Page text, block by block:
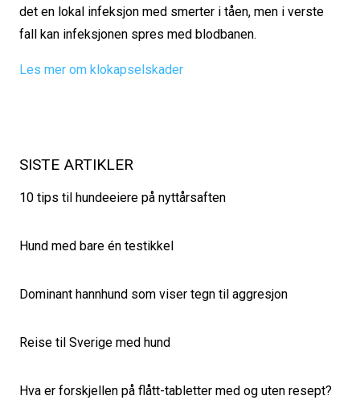
det en lokal infeksjon med smerter i tåen, men i verste
fall kan infeksjonen spres med blodbanen.
Les mer om klokapselskader
SISTE ARTIKLER
10 tips til hundeeiere på nyttårsaften
Hund med bare én testikkel
Dominant hannhund som viser tegn til aggresjon
Reise til Sverige med hund
Hva er forskjellen på flått-tabletter med og uten resept?